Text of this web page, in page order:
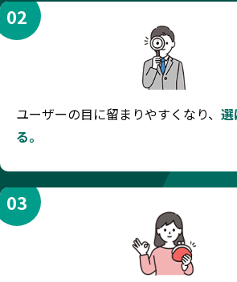
02
ユーザーの目に留まりやすくなり、
る。
03